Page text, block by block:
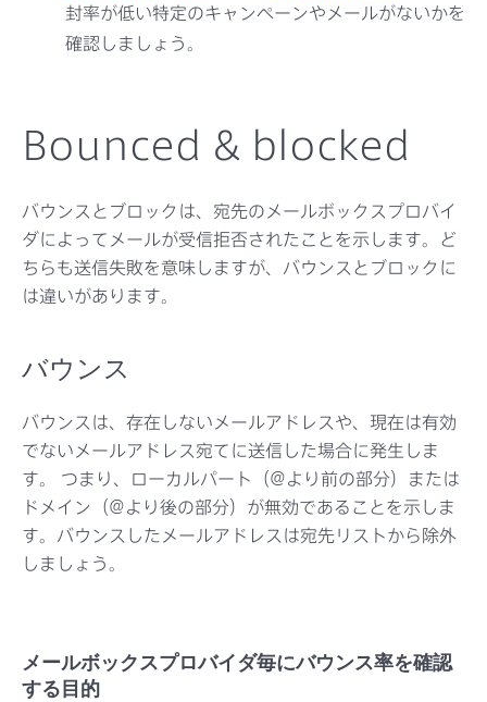
封率が低い特定のキャンペーンやメールがないかを
確認しましょう。
Bounced & blocked
バウンスとブロックは、宛先のメールボックスプロバイ
ダによってメールが受信拒否されたことを示します。ど
ちらも送信失敗を意味しますが、バウンスとブロックに
は違いがあります。
バウンス
バウンスは、存在しないメールアドレスや、現在は有効
でないメールアドレス宛てに送信した場合に発生しま
す。 つまり、ローカルパート（@より前の部分）または
ドメイン（@より後の部分）が無効であることを示しま
す。バウンスしたメールアドレスは宛先リストから除外
しましょう。
メールボックスプロバイダ毎にバウンス率を確認
する目的